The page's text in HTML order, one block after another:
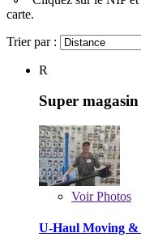
carte.
Trier par :
R
Super
VoirPhotos
U-Haul Moving &